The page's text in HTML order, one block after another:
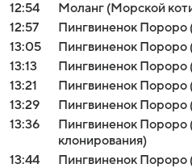
12:54
Моланг (Морской
12:57
Пингвиненок Пороро
13:05
Пингвиненок Пороро
13:13
Пингвиненок Пороро
13:21
Пингвиненок Пороро
13:29
Пингвиненок Пороро
13:36
Пингвиненок
клонирования)
13:44
Пингвиненок Пороро